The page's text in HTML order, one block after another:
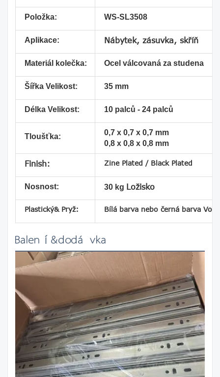
Položka: WS-SL3508
Aplikace: Nábytek, zásuvka, skříň
Materiál kolečka: Ocel válcovaná za studena
Šířka Velikost: 35 mm
Délka Velikost: 10 palců - 24 palců
Tloušťka:
0,7 x 0,7 x 0,7 mm
0,8 x 0,8 x 0,8 mm
Finish: Zine Plated / Black Plated
Nosnost: 30 kg Ložisko
Plastický& Pryž: Bílá barva nebo černá barva
Balení&dodávka